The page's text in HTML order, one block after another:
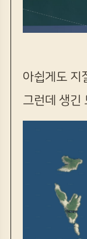
아쉽게도 지
그런데 생긴